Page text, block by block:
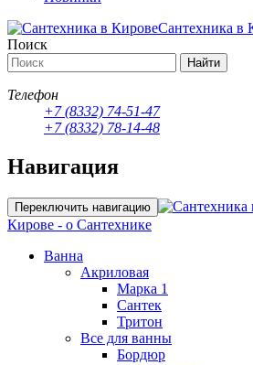
Сантехника в
Поиск
Найти
Телефон
+7 (8332) 74-51-47
+7 (8332) 78-14-48
Навигация
Переключить навигацию
Кирове - о Сантехнике
Ванна
Акриловая
Марка 1
Сантек
Тритон
Все для ванны
Бордюр